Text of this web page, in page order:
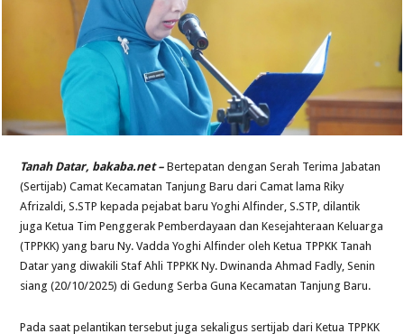
Tanah Datar, bakaba.net – Bertepatan dengan Serah Terima Jabatan
(Sertijab) Camat Kecamatan Tanjung Baru dari Camat lama Riky
Afrizaldi, S.STP kepada pejabat baru Yoghi Alfinder, S.STP, dilantik
juga Ketua Tim Penggerak Pemberdayaan dan Kesejahteraan Keluarga
(TPPKK) yang baru Ny. Vadda Yoghi Alfinder oleh Ketua TPPKK Tanah
Datar yang diwakili Staf Ahli TPPKK Ny. Dwinanda Ahmad Fadly, Senin
siang (20/10/2025) di Gedung Serba Guna Kecamatan Tanjung Baru.
Pada saat pelantikan tersebut juga sekaligus sertijab dari Ketua TPPKK